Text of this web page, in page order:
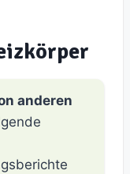
anderen